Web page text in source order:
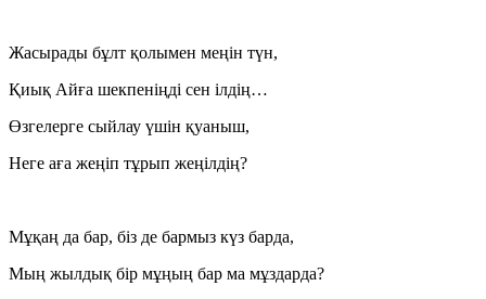
Жасырады бұлт қолымен меңін түн,
Қиық Айға шекпеніңді сен ілдің…
Өзгелерге сыйлау үшін қуаныш,
Неге аға жеңіп тұрып жеңілдің?
Мұқаң да бар, біз де бармыз күз барда,
Мың жылдық бір мұңың бар ма мұздарда?